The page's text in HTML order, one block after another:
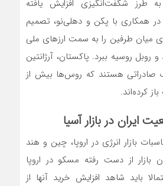
طرز شگفت‌‌‌انگیزی افزایش یافته
همکاری با پکن و دهلی‌نو، تصمیم
میان طرفین را به سمت ارزهای ملی
روبل روسیه ببرد. پاکستان، آرژانتین
صادراتی هستند که روس‌‌‌ها بیش از
کرده‌‌‌اند.
ایران در بازار آسیا
بازار انرژی در اروپا، چین و هند
بازار از دست رفته مسکو در اروپا
باید شاهد افزایش خرید آنها از